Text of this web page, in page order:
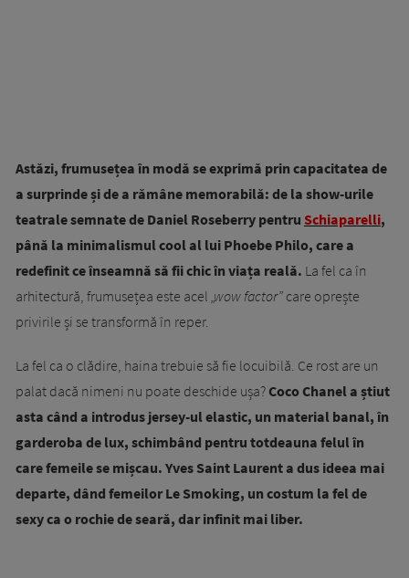
Astăzi, frumusețea în modă se exprimă prin capacitatea de
a surprinde și de a rămâne memorabilă: de la show-urile
teatrale semnate de Daniel Roseberry pentru Schiaparelli,
până la minimalismul cool al lui Phoebe Philo, care a
redefinit ce înseamnă să fii chic în viața reală. La fel ca în
arhitectură, frumusețea este acel „wow factor” care oprește
privirile și se transformă în reper.
La fel ca o clădire, haina trebuie să fie locuibilă. Ce rost are un
palat dacă nimeni nu poate deschide ușa?Coco Chanel a știut
asta când a introdus jersey-ul elastic, un material banal, în
garderoba de lux, schimbând pentru totdeauna felul în
care femeile se mișcau. Yves Saint Laurent a dus ideea mai
departe, dând femeilor Le Smoking, un costum la fel de
sexy ca o rochie de seară, dar infinit mai liber.